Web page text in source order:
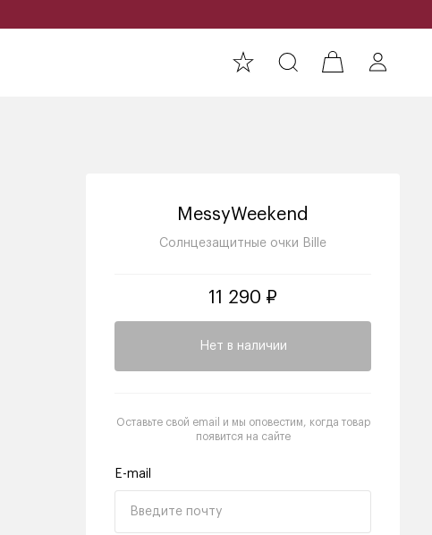
MessyWeekend
Солнцезащитные очки Bille
11 290 ₽
Нет в наличии
Оставьте свой email и мы оповестим, когда товар
появится на сайте
E-mail